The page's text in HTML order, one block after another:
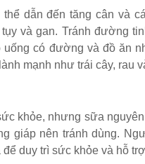
dẫn đến tăng cân và
và gan. Tránh đường
có đường và đồ ăn
mạnh như trái cây, rau
khỏe, nhưng sữa
giáp nên tránh dùng.
duy trì sức khỏe và hỗ